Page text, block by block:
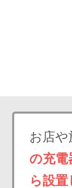
お店や
の充電
ら設